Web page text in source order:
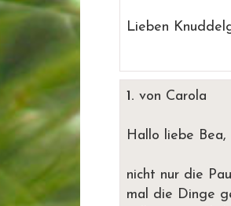
Lieben
1. von Carola
Hallo liebe Bea,
nicht nur die
mal die Dinge